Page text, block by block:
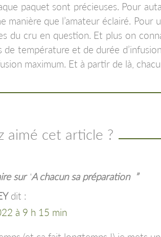
paquet sont précieuses. Pour
manière que l’amateur éclairé.
du cru en question. Et plus on
de température et de durée
maximum. Et à partir de là,
aimé cet article ?
sur “A chacun sa préparation
”
dit :
à 9 h 15 min